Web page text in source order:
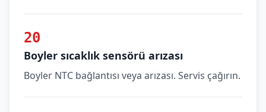
20
Boyler sıcaklık sensörü arızası
Boyler NTC bağlantısı veya arızası. Servis çağırın.